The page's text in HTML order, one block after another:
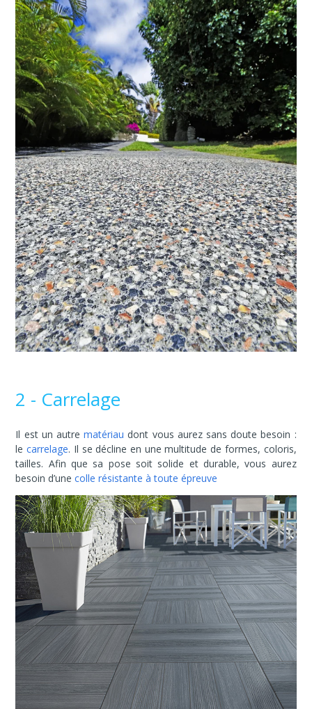
2 - Carrelage
Il est un autrematériau dont vous aurez sans doute besoin :
lecarrelage. Il se décline en une multitude de formes, coloris,
tailles. Afin que sa pose soit solide et durable, vous aurez
besoin d’unecolle résistante à toute épreuve